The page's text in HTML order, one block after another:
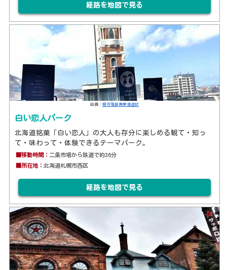
経路を地図で見る
出典：朝市海鮮青果漫遊記
白い恋人パーク
北海道銘菓「白い恋人」の大人も存分に楽しめる観て・知っ
て・味わって・体験できるテーマパーク。
■移動時間： 二条市場から鉄道で約36分
■所在地：北海道札幌市西区
経路を地図で見る